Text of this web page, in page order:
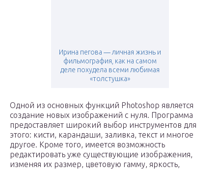
Ирина пегова ― личная жизнь и
фильмография, как на самом
деле похудела всеми любимая
«толстушка»
Одной из основных функций Photoshop является
создание новых изображений с нуля. Программа
предоставляет широкий выбор инструментов для
этого: кисти, карандаши, заливка, текст и многое
другое. Кроме того, имеется возможность
редактировать уже существующие изображения,
изменяя их размер, цветовую гамму, яркость,